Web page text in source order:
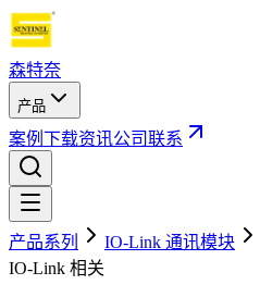
森特奈
产品
案例 下载资讯公司联系
产品系列 IO-Link 通讯模块
IO-Link 相关